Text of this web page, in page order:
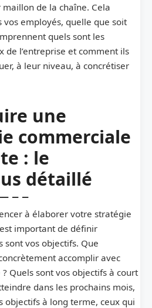
maillon de la chaîne. Cela
vos employés, quelle que soit
quels sont les
de l’entreprise et comment ils
à leur niveau, à concrétiser
une
commerciale
: le
détaillé
à élaborer votre stratégie
important de définir
sont vos objectifs. Que
accomplir avec
Quels sont vos objectifs à court
dans les prochains mois,
objectifs à long terme, ceux qui